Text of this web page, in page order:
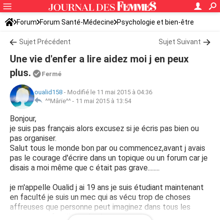
Forum Forum Santé-Médecine Psychologie et bien-être
Sujet Précédent Sujet Suivant
Une vie d'enfer a lire aidez moi j en peux
plus.
Fermé
oualid158 - Modifié le 11 mai 2015 à 04:36
^^Mârïe^^ - 11 mai 2015 à 13:54
Bonjour,
je suis pas français alors excusez si je écris pas bien ou
pas organiser.
Salut tous le monde bon par ou commencez,avant j avais
pas le courage d'écrire dans un topique ou un forum car je
disais a moi même que c était pas grave........
je m'appelle Oualid j ai 19 ans je suis étudiant maintenant
en faculté je suis un mec qui as vécu trop de choses
affreuses que personne peut imaginez dans tous les
entourages famille ou école.